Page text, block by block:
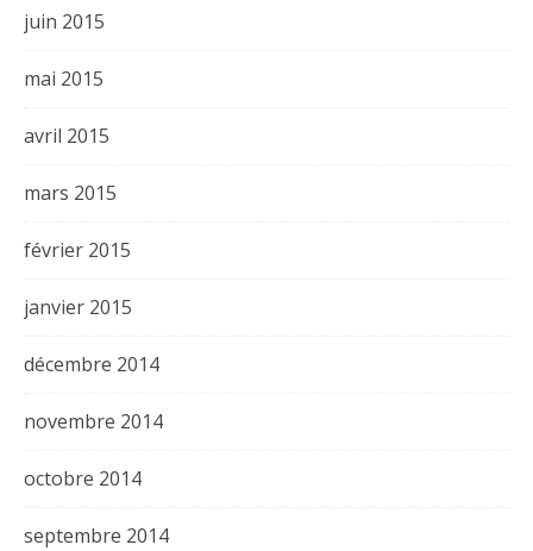
juin 2015
mai 2015
avril 2015
mars 2015
février 2015
janvier 2015
décembre 2014
novembre 2014
octobre 2014
septembre 2014